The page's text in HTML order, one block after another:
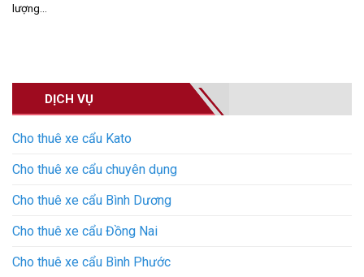
DỊCH VỤ
Cho thuê xe cẩu Kato
Cho thuê xe cẩu chuyên dụng
Cho thuê xe cẩu Bình Dương
Cho thuê xe cẩu Đồng Nai
Cho thuê xe cẩu Bình Phước
lượng...